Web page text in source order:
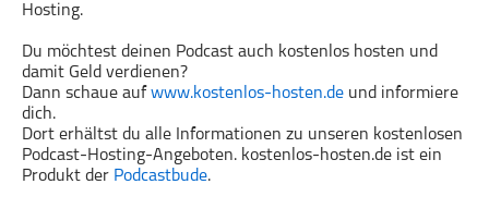
Kunst & Unterhaltung
Musik
Nachrichten
Persönliche Finanzen
Politik & Regierung
Recht, Regierung & Politik
Hosting.
Du möchtest deinen Podcast auch kostenlos hosten und
damit Geld verdienen?
Dann schaue auf www.kostenlos-hosten.de und informiere
dich.
Dort erhältst du alle Informationen zu unseren kostenlosen
Podcast-Hosting-Angeboten. kostenlos-hosten.de ist ein
Produkt der Podcastbude.